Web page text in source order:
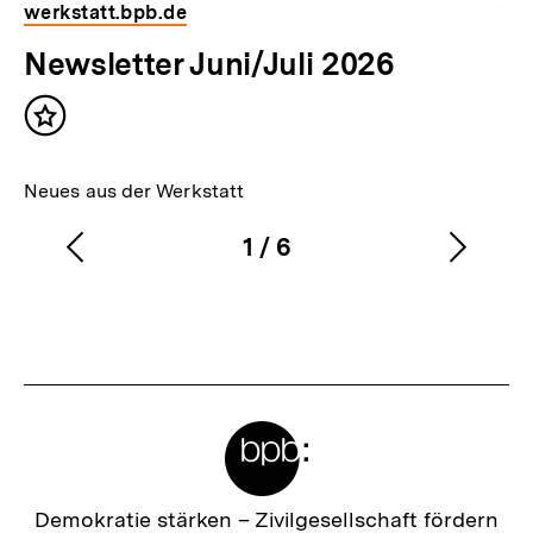
werkstatt.bpb.de
Newsletter Juni/Juli 2026
Inhalt
Neues aus der Werkstatt
Karussellinhalt
1
von
/ 6
Vorherigen
Zur
Demokratie stärken – Zivilgesellschaft fördern